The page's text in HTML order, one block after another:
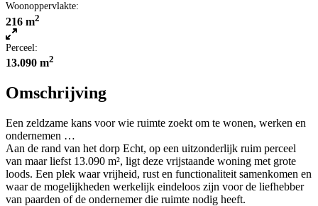
Woonoppervlakte:
216 m2
Perceel:
13.090 m2
Omschrijving
Een zeldzame kans voor wie ruimte zoekt om te wonen, werken en
ondernemen …
Aan de rand van het dorp Echt, op een uitzonderlijk ruim perceel
van maar liefst 13.090 m², ligt deze vrijstaande woning met grote
loods. Een plek waar vrijheid, rust en functionaliteit samenkomen en
waar de mogelijkheden werkelijk eindeloos zijn voor de liefhebber
van paarden of de ondernemer die ruimte nodig heeft.